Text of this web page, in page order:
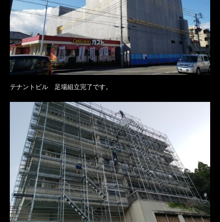
テナントビル 足場組立完了です。